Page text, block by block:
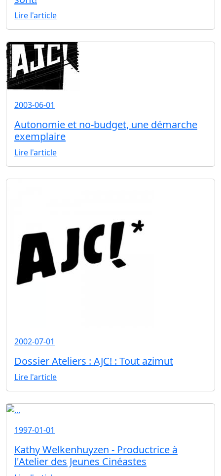
Lire l'article
2003-06-01
Autonomie et no-budget, une démarche
exemplaire
Lire l'article
2002-07-01
Dossier Ateliers : AJC! : Tout azimut
Lire l'article
1997-01-01
Kathy Welkenhuyzen - Productrice à
l'Atelier des Jeunes Cinéastes